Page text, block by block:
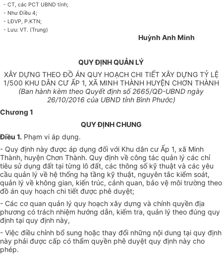
- CT, các PCT UBND tỉnh;
- Như Điều 4;
- LĐVP, P.KTN;
- Lưu: VT. (Trung)
Huỳnh Anh Minh
QUY ĐỊNH QUẢN LÝ
XÂY DỰNG THEO ĐỒ ÁN QUY HOẠCH CHI TIẾT XÂY DỰNG TỶ LỆ
1/500 KHU DÂN CƯ ẤP 1, XÃ MINH THÀNH HUYỆN CHƠN THÀNH
(Ban hành kèm theo Quyết định số 2665/QĐ-UBND ngày
26/10/2016 của UBND tỉnh Bình Phước)
Chương 1
QUY ĐỊNH CHUNG
Điều 1. Phạm vi áp dụng.
- Quy định này được áp dụng đối với Khu dân cư Ấp 1, xã Minh
Thành, huyện Chơn Thành. Quy định về công tác quản lý các chỉ
tiêu sử dụng đất tại từng lô đất, các thông số kỹ thuật và các yêu
cầu quản lý về hệ thống hạ tầng kỹ thuật, nguyên tắc kiểm soát,
quản lý về không gian, kiến trúc, cảnh quan, bảo vệ môi trường theo
đồ án quy hoạch chi tiết được phê duyệt;
- Các cơ quan quản lý quy hoạch xây dựng và chính quyền địa
phương có trách nhiệm hướng dẫn, kiểm tra, quản lý theo đúng quy
định tại quy định này,
- Việc điều chỉnh bổ sung hoặc thay đổi những nội dung tại quy định
này phải được cấp có thẩm quyền phê duyệt quy định này cho
phép.